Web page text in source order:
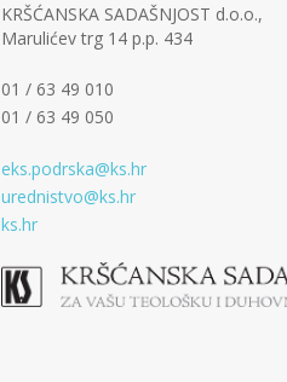
KRŠĆANSKA SADAŠNJOST d.o.o.,
Marulićev trg 14 p.p. 434
01 / 63 49 010
01 / 63 49 050
eks.podrska@ks.hr
urednistvo@ks.hr
ks.hr